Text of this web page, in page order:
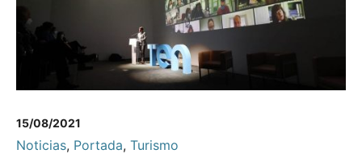
15/08/2021
Noticias, Portada, Turismo